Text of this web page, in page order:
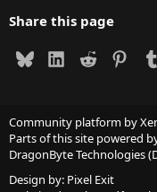
Share this page
BlueskyLinkedIn
Reddit
Community platform by
Parts of this site powered
DragonByte Technologies(
Design by: Pixel Exit